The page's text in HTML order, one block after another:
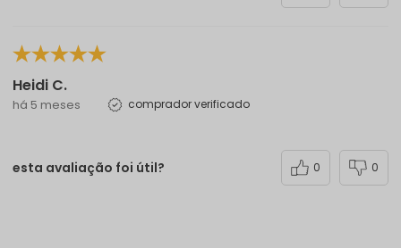
Heidi C.
há 5 meses comprador verificado
esta avaliação foi útil? 0 0